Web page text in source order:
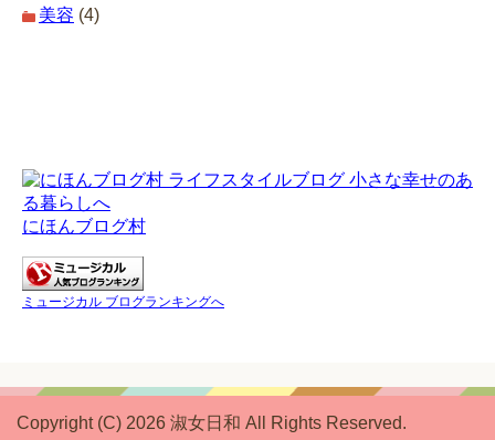
美容 (4)
にほんブログ村
ミュージカル ブログランキングへ
Copyright (C) 2026 淑女日和 All Rights Reserved.